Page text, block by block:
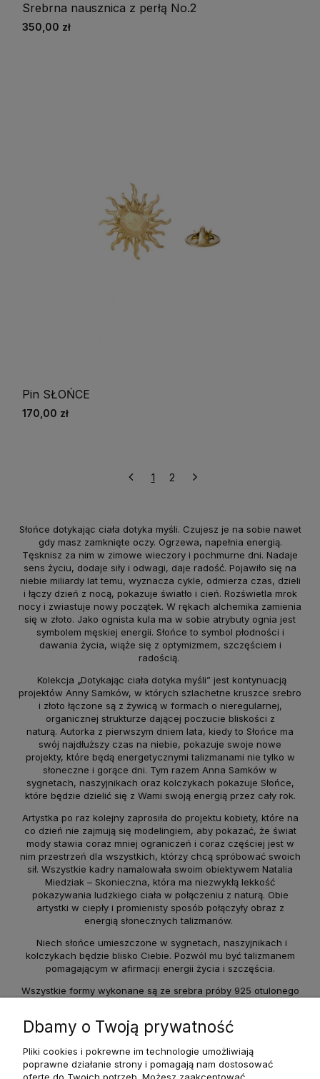
Srebrna nausznica z perłą No.2
350,00 zł
Pin SŁOŃCE
170,00 zł
1 2
Słońce dotykając ciała dotyka myśli. Czujesz je na sobie nawet
gdy masz zamknięte oczy. Ogrzewa, napełnia energią.
Tęsknisz za nim w zimowe wieczory i pochmurne dni. Nadaje
sens życiu, dodaje siły i odwagi, daje radość. Pojawiło się na
niebie miliardy lat temu, wyznacza cykle, odmierza czas, dzieli
i łączy dzień z nocą, pokazuje światło i cień. Rozświetla mrok
nocy i zwiastuje nowy początek. W rękach alchemika zamienia
się w złoto. Jako ognista kula ma w sobie atrybuty ognia jest
symbolem męskiej energii. Słońce to symbol płodności i
dawania życia, wiąże się z optymizmem, szczęściem i
radością.
Kolekcja „Dotykając ciała dotyka myśli” jest kontynuacją
projektów Anny Samków, w których szlachetne kruszce srebro
i złoto łączone są z żywicą w formach o nieregularnej,
organicznej strukturze dającej poczucie bliskości z
naturą. Autorka z pierwszym dniem lata, kiedy to Słońce ma
swój najdłuższy czas na niebie, pokazuje swoje nowe
projekty, które będą energetycznymi talizmanami nie tylko w
słoneczne i gorące dni. Tym razem Anna Samków w
sygnetach, naszyjnikach oraz kolczykach pokazuje Słońce,
które będzie dzielić się z Wami swoją energią przez cały rok.
Artystka po raz kolejny zaprosiła do projektu kobiety, które na
co dzień nie zajmują się modelingiem, aby pokazać, że świat
mody stawia coraz mniej ograniczeń i coraz częściej jest w
nim przestrzeń dla wszystkich, którzy chcą spróbować swoich
sił. Wszystkie kadry namalowała swoim obiektywem Natalia
Miedziak – Skonieczna, która ma niezwykłą lekkość
pokazywania ludzkiego ciała w połączeniu z naturą. Obie
artystki w ciepły i promienisty sposób połączyły obraz z
energią słonecznych talizmanów.
Niech słońce umieszczone w sygnetach, naszyjnikach i
kolczykach będzie blisko Ciebie. Pozwól mu być talizmanem
pomagającym w afirmacji energii życia i szczęścia.
Wszystkie formy wykonane są ze srebra próby 925 otulonego
Dbamy o Twoją prywatność
Pliki cookies i pokrewne im technologie umożliwiają
poprawne działanie strony i pomagają nam dostosować